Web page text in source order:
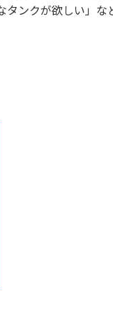
タンクが欲しい」な